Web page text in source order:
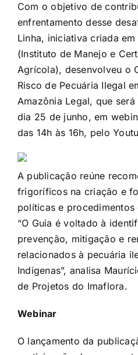
Com o objetivo de
enfrentamento desse
Linha, iniciativa criada
(Instituto de Manejo e
Agrícola), desenvolveu o
Risco de Pecuária Ilegal
Amazônia Legal, que
dia 25 de junho, em
das 14h às 16h, pelo
A publicação reúne
frigoríficos na criação e
políticas e
“O Guia é voltado à
prevenção, mitigação e
relacionados à pecuária
Indígenas”, analisa
de Projetos do Imaflora.
Webinar
O lançamento da